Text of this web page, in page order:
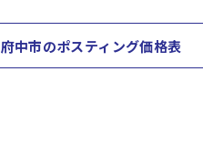
府中市のポスティング価格表